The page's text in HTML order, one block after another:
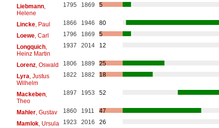
Liebmann,
Helene
1795 1869 5
Lincke, Paul 1866 1946
80
Loewe, Carl 1796 1869
5
Longquich,
Heinz Martin
1937 2014 12
Lorenz, Oswald 1806 1889
25
Lyra, Justus
Wilhelm
1822 1882 18
Mackeben,
Theo
1897 1953 52
Mahler, Gustav 1860 1911
47
Mamlok, Ursula 1923 2016
26